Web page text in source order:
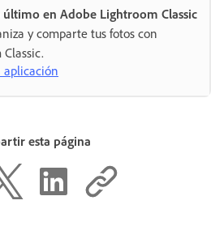
último en Adobe Lightroom Classic
y comparte tus fotos con
aplicación
esta página